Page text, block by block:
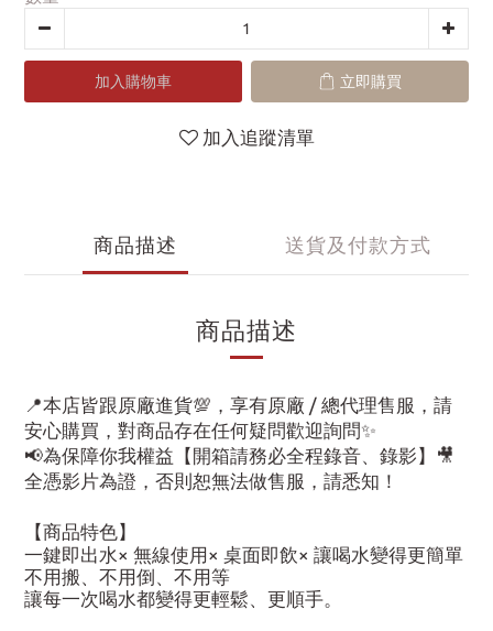
加入購物車 立即購買
加入追蹤清單
商品描述 送貨及付款方式
商品描述
📍本店皆跟原廠進貨💯，享有原廠 / 總代理售服，請
安心購買，對商品存在任何疑問歡迎詢問✨
📢為保障你我權益【開箱請務必全程錄音、錄影】🎥
全憑影片為證，否則恕無法做售服，請悉知！
【商品特色】
一鍵即出水× 無線使用× 桌面即飲× 讓喝水變得更簡單
不用搬、不用倒、不用等
讓每一次喝水都變得更輕鬆、更順手。